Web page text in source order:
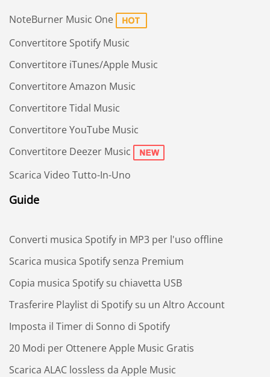
NoteBurner Music One
Convertitore Spotify Music
Convertitore iTunes/Apple Music
Convertitore Amazon Music
Convertitore Tidal Music
Convertitore YouTube Music
Convertitore Deezer Music
Scarica Video Tutto-In-Uno
Guide
Converti musica Spotify in MP3 per l'uso offline
Scarica musica Spotify senza Premium
Copia musica Spotify su chiavetta USB
Trasferire Playlist di Spotify su un Altro Account
Imposta il Timer di Sonno di Spotify
20 Modi per Ottenere Apple Music Gratis
Scarica ALAC lossless da Apple Music